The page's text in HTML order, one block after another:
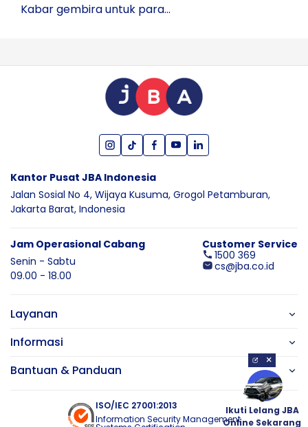
Kabar gembira untuk para...
Kantor Pusat JBA Indonesia
Jalan Sosial No 4, Wijaya Kusuma, Grogol Petamburan,
Jakarta Barat, Indonesia
Jam Operasional Cabang
Senin - Sabtu
09.00 - 18.00
Customer Service
1500 369
cs@jba.co.id
Layanan
Informasi
Bantuan & Panduan
ISO/IEC 27001:2013
Information Security Management
×
Ikuti Lelang JBA
Online Sekarang